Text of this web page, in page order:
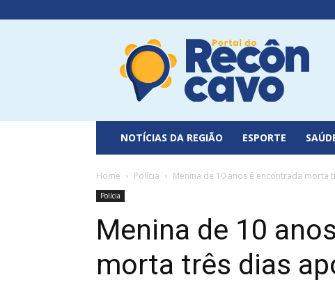
Portal
do
Recôncavo
NOTÍCIAS DA REGIÃO ESPORTE
Home Polícia Menina de 10 anos é encontrada morta
Polícia
Menina de 10
morta três dias